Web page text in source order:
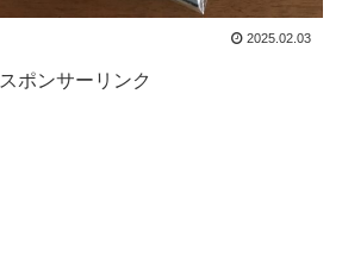
2025.02.03
スポンサーリンク